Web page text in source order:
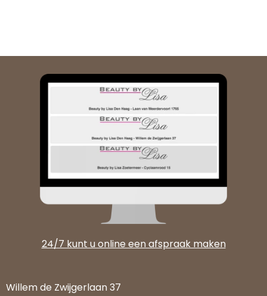
24/7 kunt u online een afspraak maken
Willem de Zwijgerlaan 37